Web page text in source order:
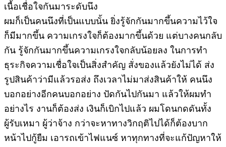
เนื้อเชื่อใจกันมาระดับนึง
ผมก็เป็นคนนึงที่เป็นแบบนั้น ยิ่งรู้จักกันมากขึ้นความไว้ใจ
ก็มีมากขึ้น ความเกรงใจก็ต้องมากขึ้นด้วย แต่บางคนกลับ
กัน รู้จักกันมากขึ้นความเกรงใจกลับน้อยลง ในการทำ
ธุระกิจความเชื่อใจเป็นสิ่งสำคัญ สั่งของแล้วยังไม่ได้ ส่ง
รูปสินค้าว่ามีแล้วรอส่ง ถึงเวลาไม่มาส่งสินค้าให้ คนนึง
บอกอย่างอีกคนบอกอย่าง ปัดกันไปกันมา แล้วให้ผมทำ
อย่างไร งานก็ต้องส่ง เงินก็เบิกไปแล้ว ผมโดนกดดันทั้ง
ผู้รับเหมา ผู้ว่าจ้าง กว่าจะหาทางวิกฤติไปได้ก็ต้องบาก
หน้าไปกู้ยืม เอารถเข้าไฟแนซ์ หาทุกทางที่จะแก้ปัญหาให้